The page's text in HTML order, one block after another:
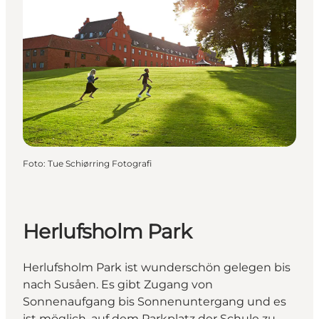
Foto: Tue Schiørring Fotografi
Herlufsholm Park
Herlufsholm Park ist wunderschön gelegen bis
nach Susåen. Es gibt Zugang von
Sonnenaufgang bis Sonnenuntergang und es